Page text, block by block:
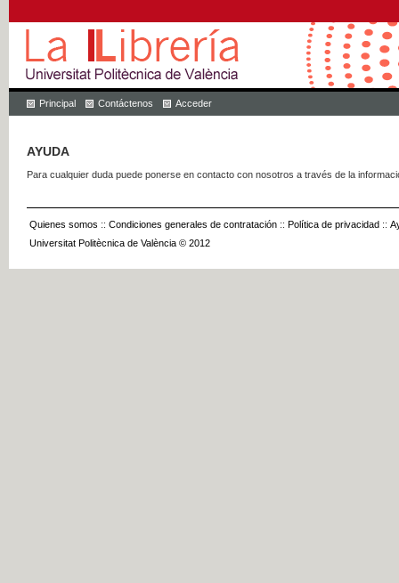
Principal Contáctenos Acceder
AYUDA
Para cualquier duda puede ponerse en contacto con nosotros a través de la
Quienes somos :: Condiciones generales de contratación :: Política de privacidad ::
Universitat Politècnica de València © 2012